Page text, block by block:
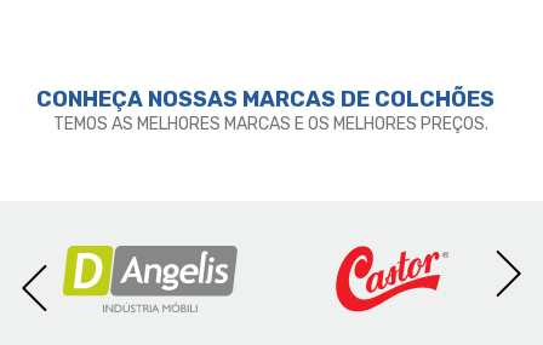
CONHEÇA NOSSAS MARCAS DE COLCHÕES
TEMOS AS MELHORES MARCAS E OS MELHORES PREÇOS.